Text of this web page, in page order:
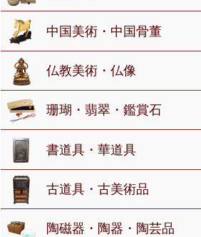
中国美術・中国骨董
仏教美術・仏像
珊瑚・翡翠・鑑賞石
書道具・華道具
古道具・古美術品
陶磁器・陶器・陶芸品